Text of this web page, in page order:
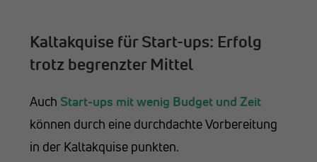
Kaltakquise für Start-ups: Erfolg
trotz begrenzter Mittel
Auch Start-ups mit wenig Budget und Zeit
können durch eine durchdachte Vorbereitung
in der Kaltakquise punkten.